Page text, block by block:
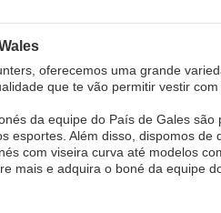
oferecemos uma grande
que te vão permitir vestir
da equipe do País de Gales
esportes. Além disso, dispomos
com viseira curva até modelos
mais e adquira o boné da equipe